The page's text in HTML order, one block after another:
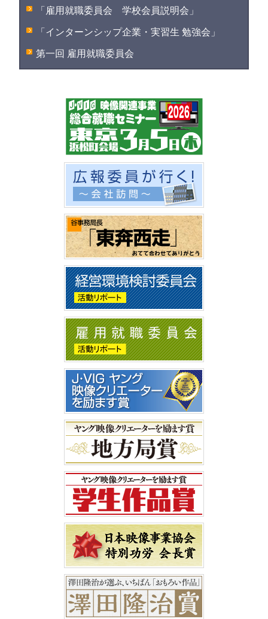
「雇用就職委員会 学校会員説明会」
「インターンシップ企業・実習生 勉強会」
第一回 雇用就職委員会